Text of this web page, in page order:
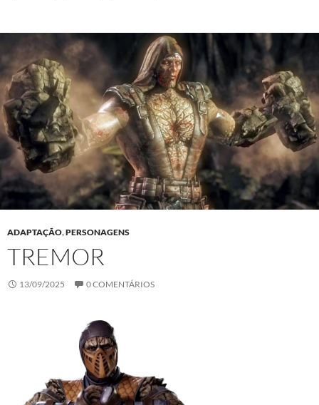
ADAPTAÇÃO,PERSONAGENS
TREMOR
13/09/2025 0 COMENTÁRIOS